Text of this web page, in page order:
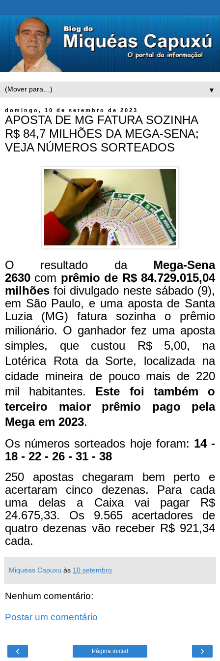
▼
domingo, 10 de setembro de 2023
APOSTA DE MG FATURA SOZINHA
R$ 84,7 MILHÕES DA MEGA-SENA;
VEJA NÚMEROS SORTEADOS
O resultado da Mega-Sena
2630 com prêmio de R$ 84.729.015,04
milhões foi divulgado neste sábado (9),
em São Paulo, e uma aposta de Santa
Luzia (MG) fatura sozinha o prêmio
milionário. O ganhador fez uma aposta
simples, que custou R$ 5,00, na
Lotérica Rota da Sorte, localizada na
cidade mineira de pouco mais de 220
mil habitantes. Este foi também o
terceiro maior prêmio pago pela
Mega em 2023.
Os números sorteados hoje foram: 14 -
18 - 22 - 26 - 31 - 38
250 apostas chegaram bem perto e
acertaram cinco dezenas. Para cada
uma delas a Caixa vai pagar R$
24.675,33. Os 9.565 acertadores de
quatro dezenas vão receber R$ 921,34
cada.
Miquéas Capuxu às 10 setembro
Nenhum comentário:
Postar um comentário
‹ ›
Página inicial